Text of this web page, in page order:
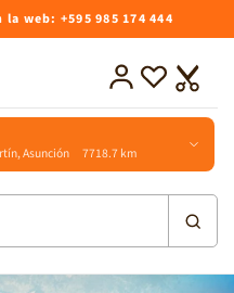
web: +595 985 174 444
Asunción 7718.7 km
IniciarLista Carrito